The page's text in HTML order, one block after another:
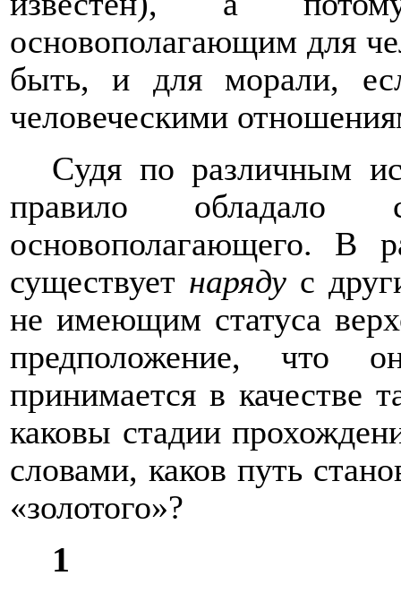
основополагающим для
быть, и для морали,
человеческими
Cудя по различным
правило обладало
основополагающего. В
существует наряду с
не имеющим статуса
предположение, что
принимается в качестве
каковы стадии
словами, каков путь
«золотого»?
1